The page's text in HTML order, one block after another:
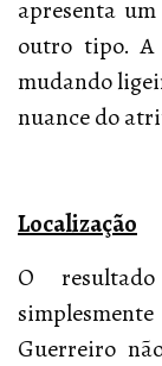
apresenta
outro tipo. A
mudando
nuance do
Localização
O
Guerreiro